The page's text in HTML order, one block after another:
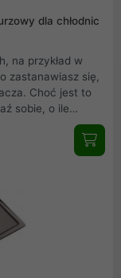
dla chłodnic
na przykład w
zastanawiasz się,
Choć jest to
sobie, o ile
gdyby cały ten
to również